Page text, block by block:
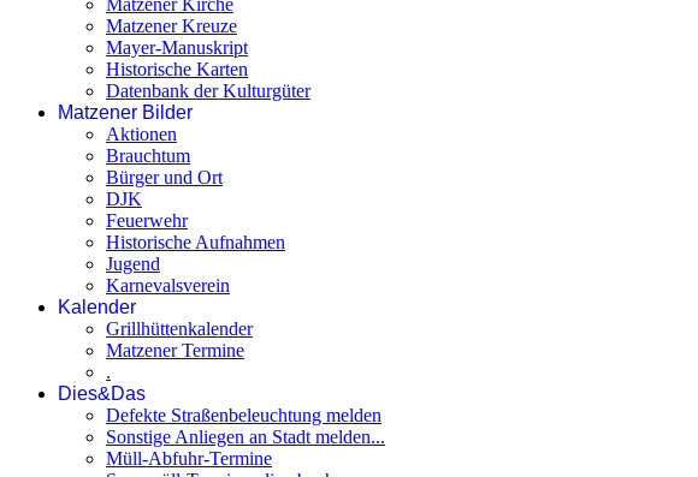
Matzener Kirche
Matzener Kreuze
Mayer-Manuskript
Historische Karten
Datenbank der Kulturgüter
Matzener Bilder
Aktionen
Brauchtum
Bürger und Ort
DJK
Feuerwehr
Historische Aufnahmen
Jugend
Karnevalsverein
Kalender
Grillhüttenkalender
Matzener Termine
.
Dies&Das
Defekte Straßenbeleuchtung melden
Sonstige Anliegen an Stadt melden...
Müll-Abfuhr-Termine